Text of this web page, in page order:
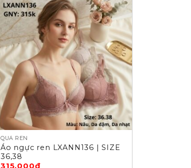
QUẢ REN
Áo ngực ren LXANN136 | SIZE
36,38
315,000₫